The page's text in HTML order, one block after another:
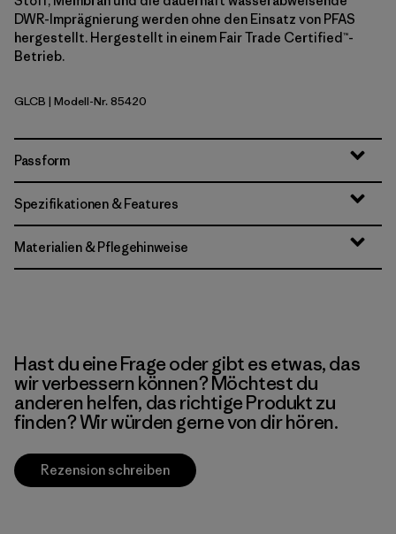
DWR-Imprägnierung werden ohne den Einsatz von PFAS
hergestellt. Hergestellt in einem Fair Trade Certified™-
Betrieb.
Glacial Blue
GLCB | Modell-Nr. 85420
Passform
Spezifikationen & Features
Materialien & Pflegehinweise
Hast du eine Frage oder gibt es etwas, das
wir verbessern können? Möchtest du
anderen helfen, das richtige Produkt zu
finden? Wir würden gerne von dir hören.
Rezension schreiben